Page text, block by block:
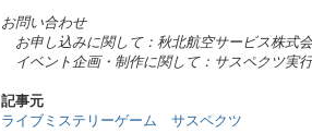
お問い合わせ
お申し込みに関して：秋北航空サービス株式会
イベント企画・制作に関して：サスペクツ実
記事元
ライブミステリーゲーム サスペクツ